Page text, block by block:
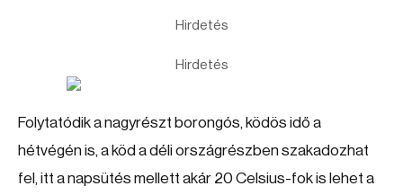
Hirdetés
Hirdetés
Folytatódik a nagyrészt borongós, ködös idő a
hétvégén is, a köd a déli országrészben szakadozhat
fel, itt a napsütés mellett akár 20 Celsius-fok is lehet a